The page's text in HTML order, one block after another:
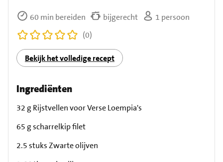
60 min bereiden bijgerecht
1 persoon
(0)
Bekijk het volledige recept
Ingrediënten
32 g Rijstvellen voor Verse Loempia's
65 g scharrelkip filet
2.5 stuks Zwarte olijven